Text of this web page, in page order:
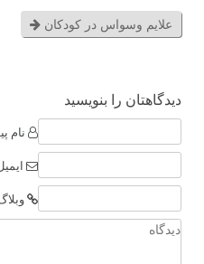
علایم وسواس در کودکان
دیدگاهتان را بنویسید
نام پیوند
ایمیل
وبلاگ